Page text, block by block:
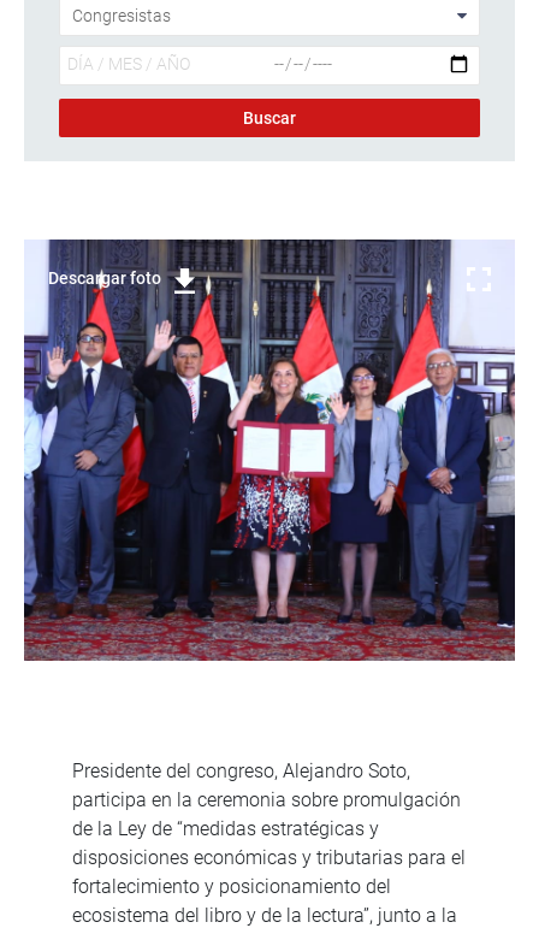
Descargar foto
Presidente del congreso, Alejandro Soto,
participa en la ceremonia sobre promulgación
de la Ley de “medidas estratégicas y
disposiciones económicas y tributarias para el
fortalecimiento y posicionamiento del
ecosistema del libro y de la lectura”, junto a la